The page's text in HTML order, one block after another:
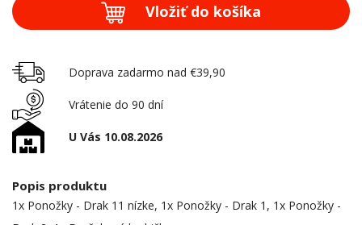
Vložiť do košíka
Doprava zadarmo nad €39,90
Vrátenie do 90 dní
U Vás 10.08.2026
Popis produktu
1x Ponožky - Drak 11 nízke, 1x Ponožky - Drak 1, 1x Ponožky -